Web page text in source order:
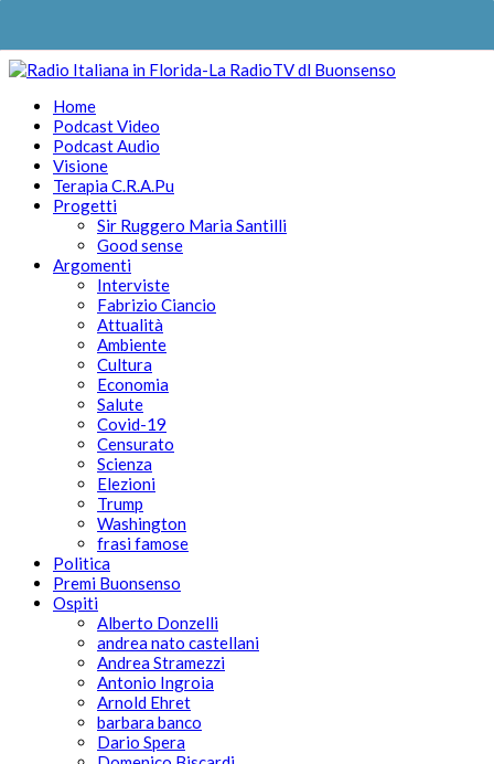
Home
Podcast Video
Podcast Audio
Visione
Terapia C.R.A.Pu
Progetti
Sir Ruggero Maria Santilli
Good sense
Argomenti
Interviste
Fabrizio Ciancio
Attualità
Ambiente
Cultura
Economia
Salute
Covid-19
Censurato
Scienza
Elezioni
Trump
Washington
frasi famose
Politica
Premi Buonsenso
Ospiti
Alberto Donzelli
andrea nato castellani
Andrea Stramezzi
Antonio Ingroia
Arnold Ehret
barbara banco
Dario Spera